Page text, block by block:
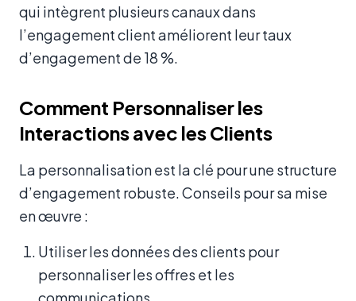
qui intègrent plusieurs canaux dans
l’engagement client améliorent leur taux
d’engagement de 18 %.
Comment Personnaliser les
Interactions avec les Clients
La personnalisation est la clé pour une structure
d’engagement robuste. Conseils pour sa mise
en œuvre :
Utiliser les données des clients pour
personnaliser les offres et les